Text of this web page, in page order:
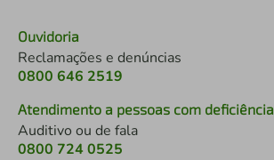
Ouvidoria
Reclamações e denúncias
0800 646 2519
Atendimento a pessoas com deficiência
Auditivo ou de fala
0800 724 0525